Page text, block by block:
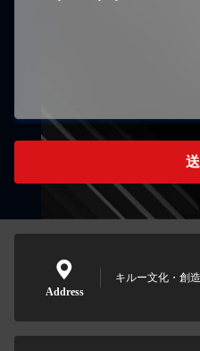
Address
キルー文化・創